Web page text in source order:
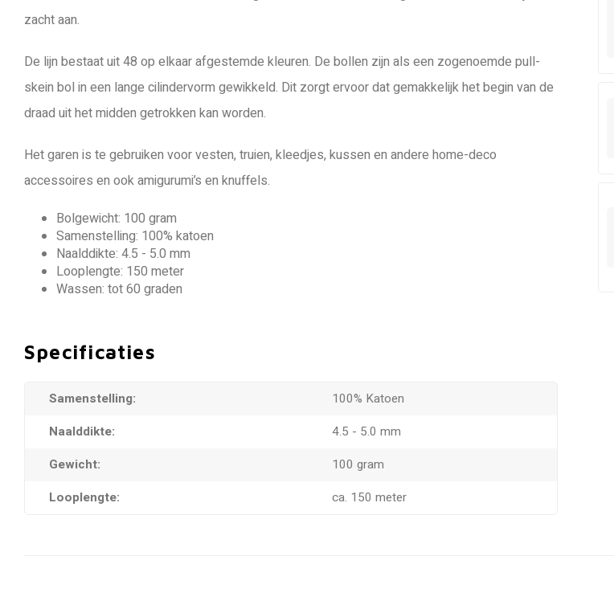
zacht aan.
De lijn bestaat uit 48 op elkaar afgestemde kleuren. De bollen zijn als een zogenoemde pull-
skein bol in een lange cilindervorm gewikkeld. Dit zorgt ervoor dat gemakkelijk het begin van de
draad uit het midden getrokken kan worden.
Het garen is te gebruiken voor vesten, truien, kleedjes, kussen en andere home-deco
accessoires en ook amigurumi’s en knuffels.
Bolgewicht: 100 gram
Samenstelling: 100% katoen
Naalddikte: 4.5 - 5.0 mm
Looplengte: 150 meter
Wassen: tot 60 graden
Specificaties
Samenstelling:
100% Katoen
Naalddikte:
4.5 - 5.0 mm
Gewicht:
100 gram
Looplengte:
ca. 150 meter